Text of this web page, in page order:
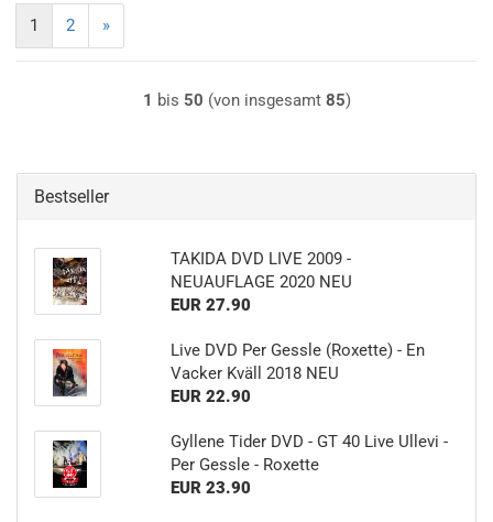
1 2 »
1 bis 50 (von insgesamt 85)
Bestseller
TAKIDA DVD LIVE 2009 -
NEUAUFLAGE 2020 NEU
EUR 27.90
Live DVD Per Gessle (Roxette) - En
Vacker Kväll 2018 NEU
EUR 22.90
Gyllene Tider DVD - GT 40 Live Ullevi -
Per Gessle - Roxette
EUR 23.90